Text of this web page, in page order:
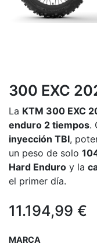
300 EXC
La KTM 300 EXC
enduro 2 tiempos.
inyección TBI,
un peso de solo
Hard Enduro y la
el primer día.
11.194,99 €
MARCA